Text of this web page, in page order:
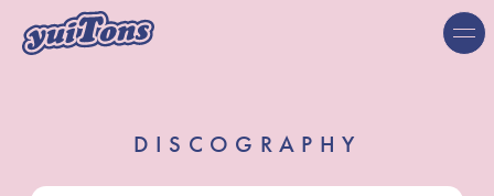
DISCOGRAPHY